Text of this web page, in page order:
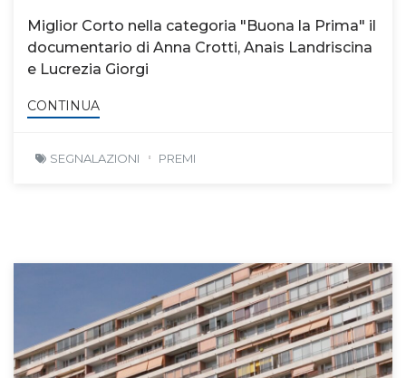
Miglior Corto nella categoria "Buona la Prima" il
documentario di Anna Crotti, Anais Landriscina
e Lucrezia Giorgi
CONTINUA
SEGNALAZIONI PREMI